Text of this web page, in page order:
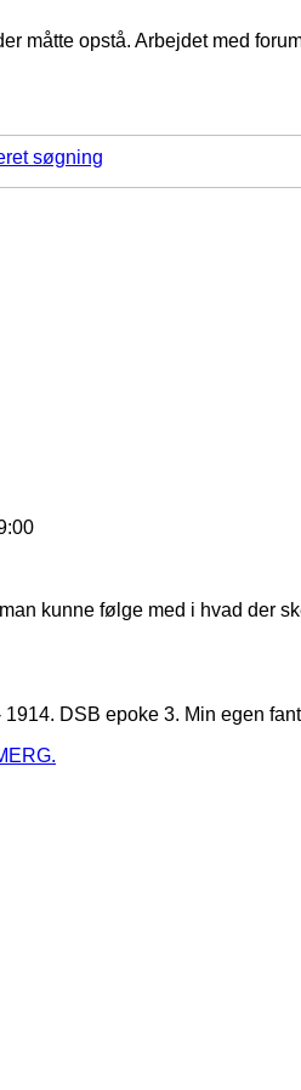
måtte opstå. Arbejdet med
søgning
kunne følge med i hvad der
DSB epoke 3. Min egen